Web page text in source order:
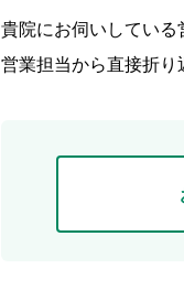
貴院にお伺いしている
営業担当から直接折り